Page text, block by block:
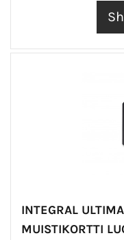
INTEGRAL
MUISTIKORTTI